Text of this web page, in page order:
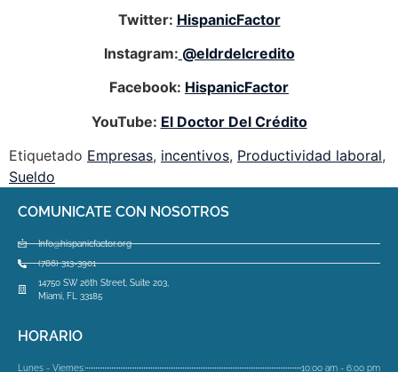
Twitter: HispanicFactor
Instagram: @eldrdelcredito
Facebook: HispanicFactor
YouTube: El Doctor Del Crédito
Etiquetado Empresas, incentivos, Productividad laboral,
Sueldo
COMUNICATE CON NOSOTROS
Info@hispanicfactor.org
(786) 313-3901
14750 SW 26th Street, Suite 203,
Miami, FL 33185
HORARIO
Lunes - Viernes: 10:00 am - 6:00 pm